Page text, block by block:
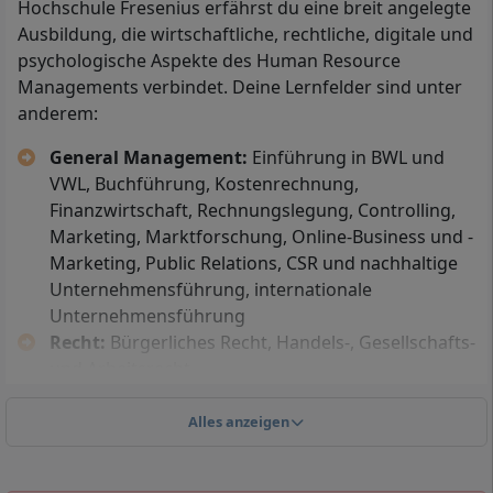
Studium entsprechend der jeweiligen
Fachrichtung.
Mit Berufsausbildung:Eine abgeschlossene,
mindestens 2-jährige anerkannte
Berufsausbildung plus mindestens 2 Jahre
Bereich. Zusätzlich ist eine fachgebundene
Hochschulzugangsprüfung erforderlich.
Mit Aufstiegsfortbildung:Meisterprüfung oder
eine vergleichbare Aufstiegsfortbildung mit
mindestens 400 Unterrichtsstunden (zum Beispiel
Fachwirt/in oder Techniker/in). Auch hier ist eine
fachgebundene Hochschulzugangsprüfung nötig.
Mit mittlerem Bildungsabschluss und 3-jähriger
schlechteren Note ist zusätzlich die
abzulegen. Außerdem müssen im 1. Semester
Hochschule Fresenius erfährst du eine breit angelegte
Ausbildung, die wirtschaftliche, rechtliche, digitale und
psychologische Aspekte des Human Resource
Managements verbindet. Deine Lernfelder sind unter
anderem:
General Management: Einführung in BWL und
VWL, Buchführung, Kostenrechnung,
Finanzwirtschaft, Rechnungslegung, Controlling,
Marketing, Marktforschung, Online-Business und -
Marketing, Public Relations, CSR und nachhaltige
Unternehmensführung, internationale
Unternehmensführung
Recht: Bürgerliches Recht, Handels-, Gesellschafts-
wissenschaftliches Lernen, Kommunikation,
Alles anzeigen